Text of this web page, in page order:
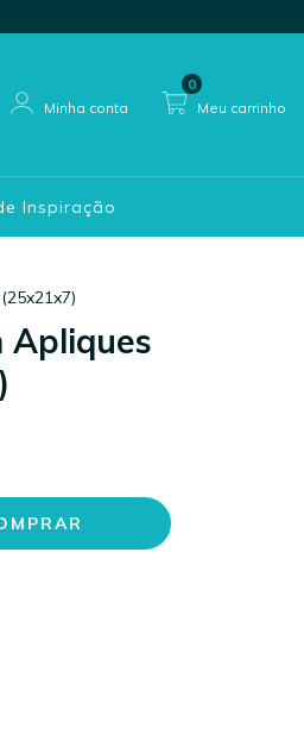
Minha conta Meu carrinho
0
Inspiração
Apliques